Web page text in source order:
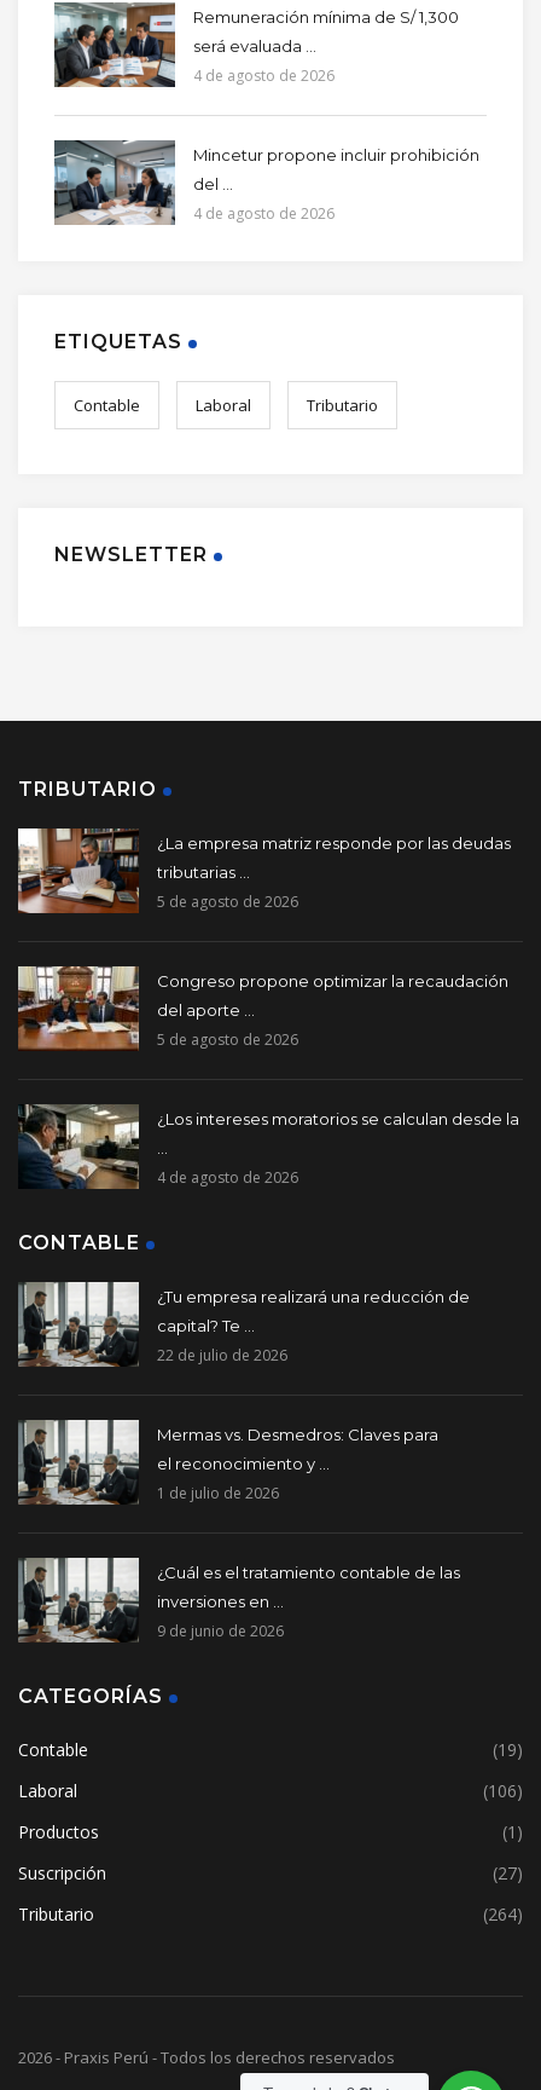
Remuneración mínima de S/ 1,300
será evaluada ...
4 de agosto de 2026
Mincetur propone incluir prohibición
del ...
4 de agosto de 2026
ETIQUETAS
Contable Laboral Tributario
NEWSLETTER
TRIBUTARIO
¿La empresa matriz responde por las deudas
tributarias ...
5 de agosto de 2026
Congreso propone optimizar la recaudación
del aporte ...
5 de agosto de 2026
¿Los intereses moratorios se calculan desde la
4 de agosto de 2026
CONTABLE
¿Tu empresa realizará una reducción de
capital? Te ...
22 de julio de 2026
Mermas vs. Desmedros: Claves para
el reconocimiento y ...
1 de julio de 2026
¿Cuál es el tratamiento contable de las
inversiones en ...
9 de junio de 2026
CATEGORÍAS
Contable
(19)
Laboral
(106)
Productos
(1)
Suscripción
(27)
Tributario
(264)
2026 - Praxis Perú - Todos los derechos reservados